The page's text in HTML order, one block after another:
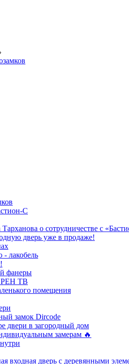
С
о сотрудничестве с
дверь уже в продаже!
- лакобель
фанеры
РЕН ТВ
помещения
замок Dircode
двери в загородный дом
замерам 🔥
входная дверь с деревянными